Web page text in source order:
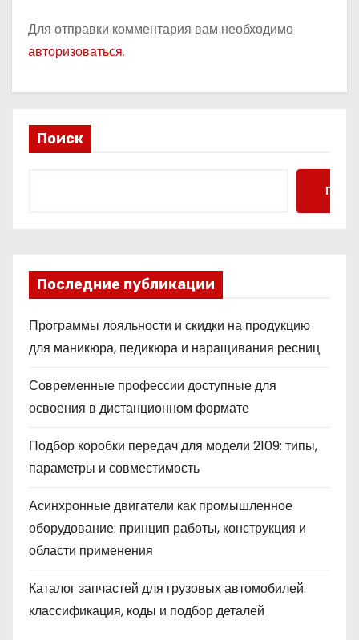
Для отправки комментария вам необходимо
авторизоваться.
Поиск
Поиск
Последние публикации
Программы лояльности и скидки на продукцию
для маникюра, педикюра и наращивания ресниц
Современные профессии доступные для
освоения в дистанционном формате
Подбор коробки передач для модели 2109: типы,
параметры и совместимость
Асинхронные двигатели как промышленное
оборудование: принцип работы, конструкция и
области применения
Каталог запчастей для грузовых автомобилей:
классификация, коды и подбор деталей